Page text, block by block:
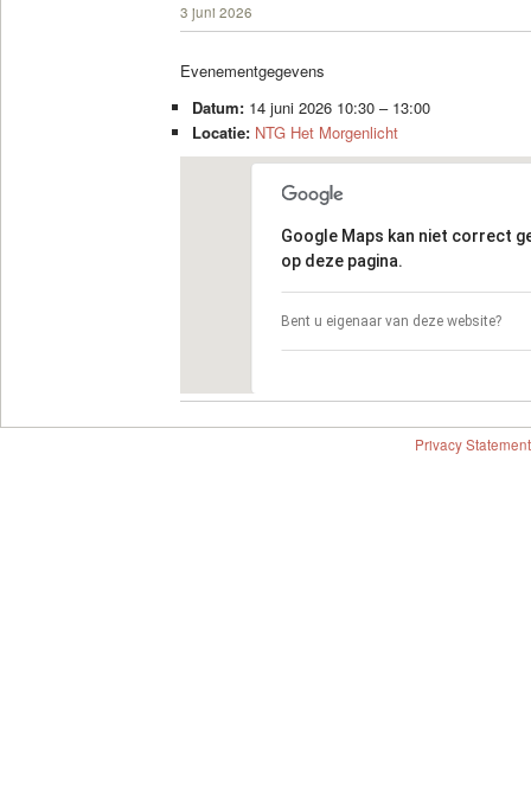
3 juni 2026
Evenementgegevens
Datum: 14 juni 2026 10:30– 13:00
Locatie: NTG Het Morgenlicht
Google Maps kan niet correct
op deze pagina.
Bent u eigenaar van deze website?
Privacy Statement